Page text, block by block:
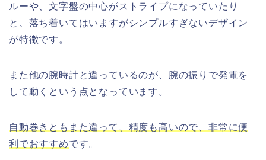
ルーや、文字盤の中心がストライプになっていたり
と、落ち着いてはいますがシンプルすぎないデザイン
が特徴です。
また他の腕時計と違っているのが、腕の振りで発電を
して動くという点となっています。
自動巻きともまた違って、精度も高いので、非常に便
利でおすすめです。